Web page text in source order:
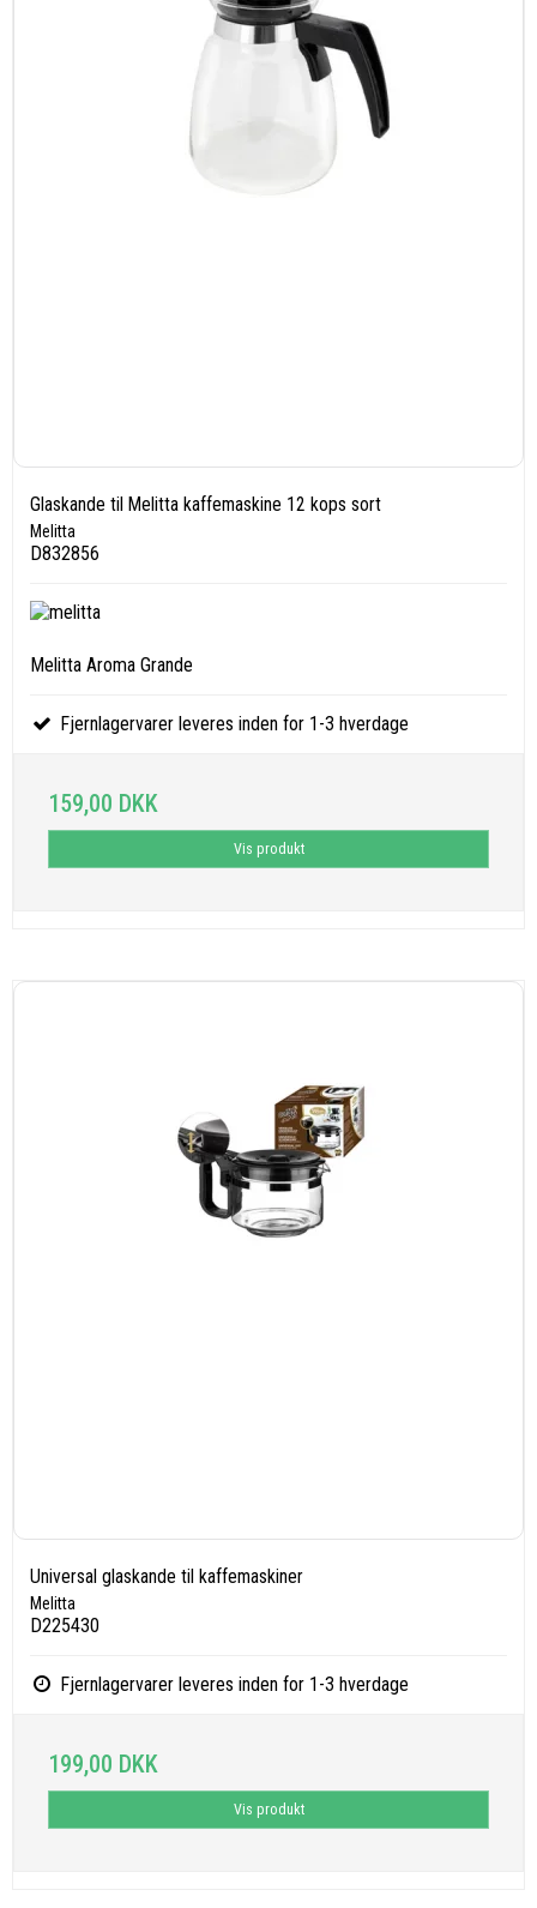
Glaskande til Melitta kaffemaskine 12 kops sort
Melitta
D832856
Melitta Aroma Grande
Fjernlagervarer leveres inden for 1-3 hverdage
159,00 DKK
Vis produkt
Universal glaskande til kaffemaskiner
Melitta
D225430
Fjernlagervarer leveres inden for 1-3 hverdage
199,00 DKK
Vis produkt